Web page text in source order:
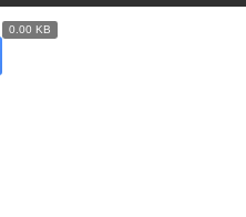
0.00 KB